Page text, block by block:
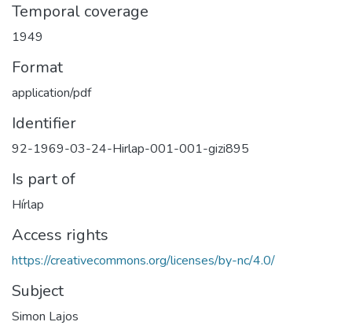
Temporal coverage
1949
Format
application/pdf
Identifier
92-1969-03-24-Hirlap-001-001-gizi895
Is part of
Hírlap
Access rights
https://creativecommons.org/licenses/by-nc/4.0/
Subject
Simon Lajos